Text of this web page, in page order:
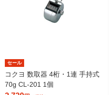
セール
コクヨ 数取器 4桁・1連 手持式
70g CL-201 1個